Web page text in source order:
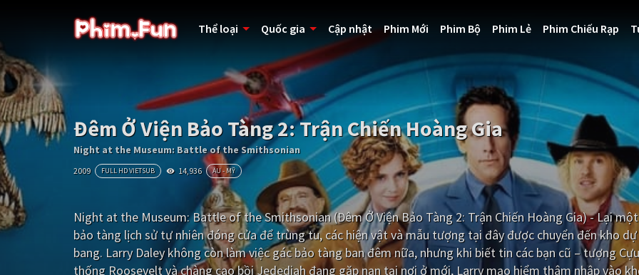
Thể loại Quốc gia Cập nhật Phim Mới Phim Bộ Phim Lẻ Phim Chiếu Rạp
Đêm Ở Viện Bảo Tàng 2: Trận Chiến Hoàng Gia
Night at the Museum: Battle of the Smithsonian
2009 FULL HD VIETSUB 14,936 ÂU - MỸ
Night at the Museum: Battle of the Smithsonian (Đêm Ở Viện Bảo Tàng 2: Trận Chiến Hoàng Gia) - Lại
bảo tàng lịch sử tự nhiên đóng cửa để trùng tu, các hiện vật và mẫu tượng tại đây được chuyển đến kho
bang. Larry Daley không còn làm việc gác bảo tàng ban đêm nữa, nhưng khi biết tin các bạn cũ – tượng
thống Roosevelt và chàng cao bồi Jedediah đang gặp nạn tại nơi ở mới, Larry mạo hiểm thâm nhập vào